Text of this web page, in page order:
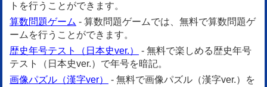
トを行うことができます。
算数問題ゲーム - 算数問題ゲームでは、無料で算数問題ゲ
ームを行うことができます。
歴史年号テスト（日本史ver.）
- 無料で楽しめる歴史年号
テスト（日本史ver.）で年号を暗記。
画像パズル（漢字ver）
- 無料で画像パズル（漢字ver.）を